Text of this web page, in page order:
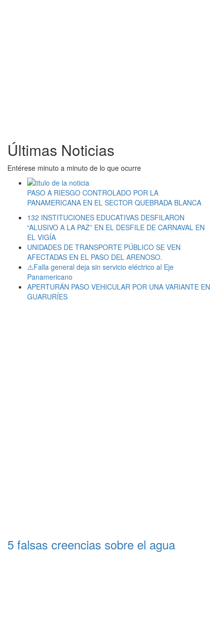
Últimas Noticias
Entérese minuto a minuto de lo que ocurre
PASO A RIESGO CONTROLADO POR LA
PANAMERICANA EN EL SECTOR QUEBRADA BLANCA
132 INSTITUCIONES EDUCATIVAS DESFILARON
“ALUSIVO A LA PAZ” EN EL DESFILE DE CARNAVAL EN
EL VIGÍA
UNIDADES DE TRANSPORTE PÚBLICO SE VEN
AFECTADAS EN EL PASO DEL ARENOSO.
⚠️Falla general deja sin servicio eléctrico al Eje
Panamericano
APERTURÁN PASO VEHICULAR POR UNA VARIANTE EN
GUARURÍES
5 falsas creencias sobre el agua